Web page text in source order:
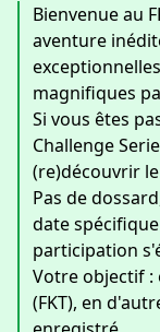
Bienvenue au
aventure
magnifiques
Si vous êtes
Challenge
(re)découvrir
Pas de
date
participation
Votre objectif :
(FKT), en